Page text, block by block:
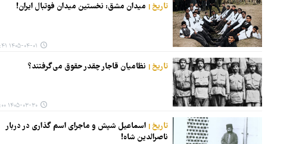
تاریخ میدان مشق: نخستین میدان فوتبال ایران!
۱۴۰۵-۰۴-۰۱ ۱۱:۴۱
تاریخ نظامیان قاجار چقدر حقوق می‌گرفتند؟
۱۴۰۵-۰۳-۳۰ ۱۰:۰۰
تاریخ اسماعیل شپش و ماجرای اسم گذاری در دربار
ناصرالدین شاه!